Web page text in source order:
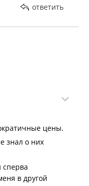
ответить
цены.
знал о них
в другой